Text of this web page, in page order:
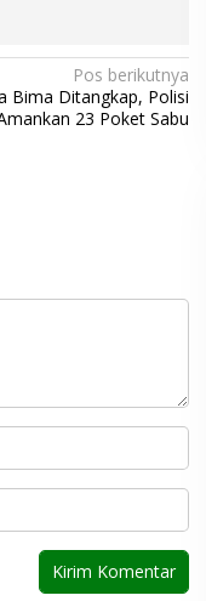
Pos berikutnya
Bima Ditangkap, Polisi
23 Poket Sabu